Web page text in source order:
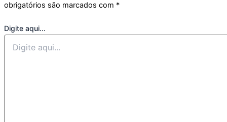
obrigatórios são marcados com *
Digite aqui...